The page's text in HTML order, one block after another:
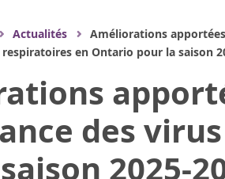
Actualités
Améliorations
en Ontario pour la saison
des
2025-